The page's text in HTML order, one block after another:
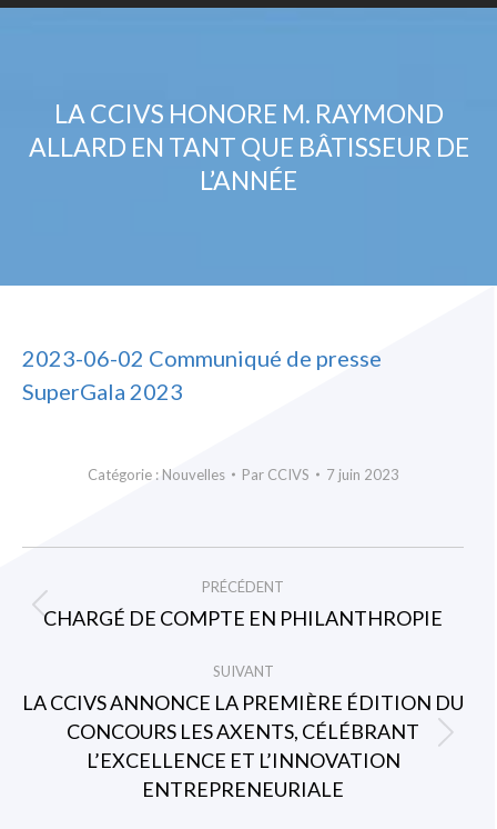
LA CCIVS HONORE M. RAYMOND
ALLARD EN TANT QUE BÂTISSEUR DE
L’ANNÉE
2023-06-02 Communiqué de presse
SuperGala 2023
Catégorie :Nouvelles Par CCIVS 7 juin 2023
ARTICLE
PRÉCÉDENT
Article
CHARGÉ DE COMPTE EN PHILANTHROPIE
SUIVANT
Article
suivant
LA CCIVS ANNONCE LA PREMIÈRE ÉDITION DU
CONCOURS LES AXENTS, CÉLÉBRANT
L’EXCELLENCE ET L’INNOVATION
ENTREPRENEURIALE